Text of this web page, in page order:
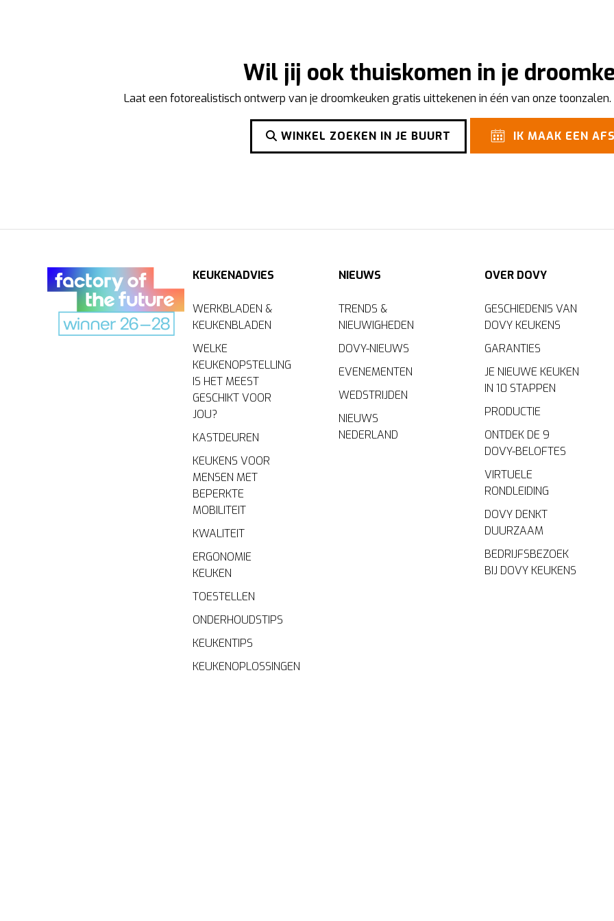
Wil jij ook thuiskomen in je
Laat een fotorealistisch ontwerp van je droomkeuken gratis uittekenen in één van onze
WINKEL ZOEKEN IN JE BUURT IK MAAK EEN
KEUKENADVIES
WERKBLADEN &
KEUKENBLADEN
WELKE
KEUKENOPSTELLING
IS HET MEEST
GESCHIKT VOOR
JOU?
KASTDEUREN
KEUKENS VOOR
MENSEN MET
BEPERKTE
MOBILITEIT
KWALITEIT
ERGONOMIE
KEUKEN
TOESTELLEN
ONDERHOUDSTIPS
KEUKENTIPS
KEUKENOPLOSSINGEN
NIEUWS
TRENDS &
NIEUWIGHEDEN
DOVY-NIEUWS
EVENEMENTEN
WEDSTRIJDEN
NIEUWS
NEDERLAND
OVER DOVY
GESCHIEDENIS VAN
DOVY KEUKENS
GARANTIES
JE NIEUWE KEUKEN
IN 10 STAPPEN
PRODUCTIE
ONTDEK DE 9
DOVY-BELOFTES
VIRTUELE
RONDLEIDING
DOVY DENKT
DUURZAAM
BEDRIJFSBEZOEK
BIJ DOVY KEUKENS